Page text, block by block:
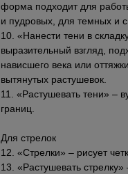
форма подходит для
и пудровых, для темных и
10. «Нанести тени в
выразительный взгляд,
нависшего века или
вытянутых растушевок.
11. «Растушевать тени» –
границ.
Для стрелок
12. «Стрелки» – рисует
13. «Растушевать